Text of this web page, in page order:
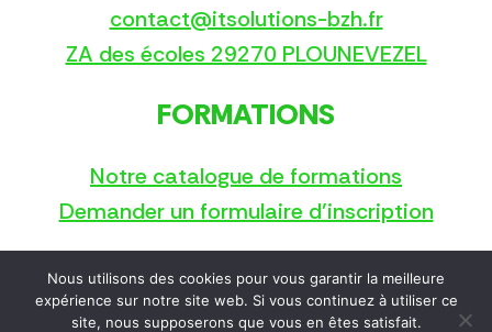
contact@itsolutions-bzh.fr
ZA des écoles 29270 PLOUNEVEZEL
FORMATIONS
Notre catalogue de formations
Demander un formulaire d’inscription
Copyright © 2025
Nous utilisons des cookies pour vous garantir la meilleure
expérience sur notre site web. Si vous continuez à utiliser ce
site, nous supposerons que vous en êtes satisfait.